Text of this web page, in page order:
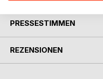
PRESSESTIMMEN
REZENSIONEN